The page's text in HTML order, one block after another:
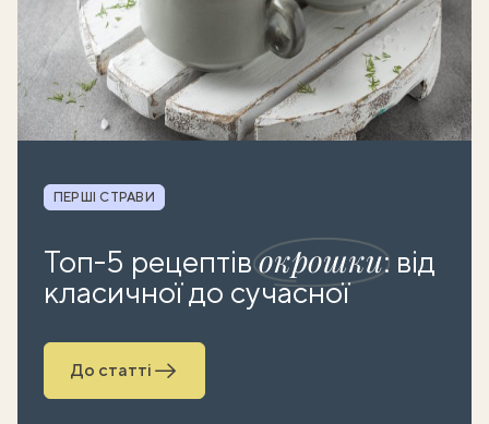
Рубрика
ПЕРШІ СТРАВИ
Топ-5 рецептівокрошки: від
класичної до сучасної
До статті